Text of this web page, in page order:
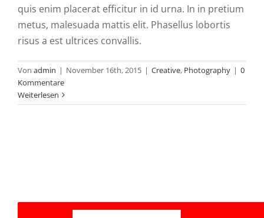
quis enim placerat efficitur in id urna. In in pretium
metus, malesuada mattis elit. Phasellus lobortis
risus a est ultrices convallis.
Von admin | November 16th, 2015 | Creative, Photography | 0
Kommentare
Weiterlesen